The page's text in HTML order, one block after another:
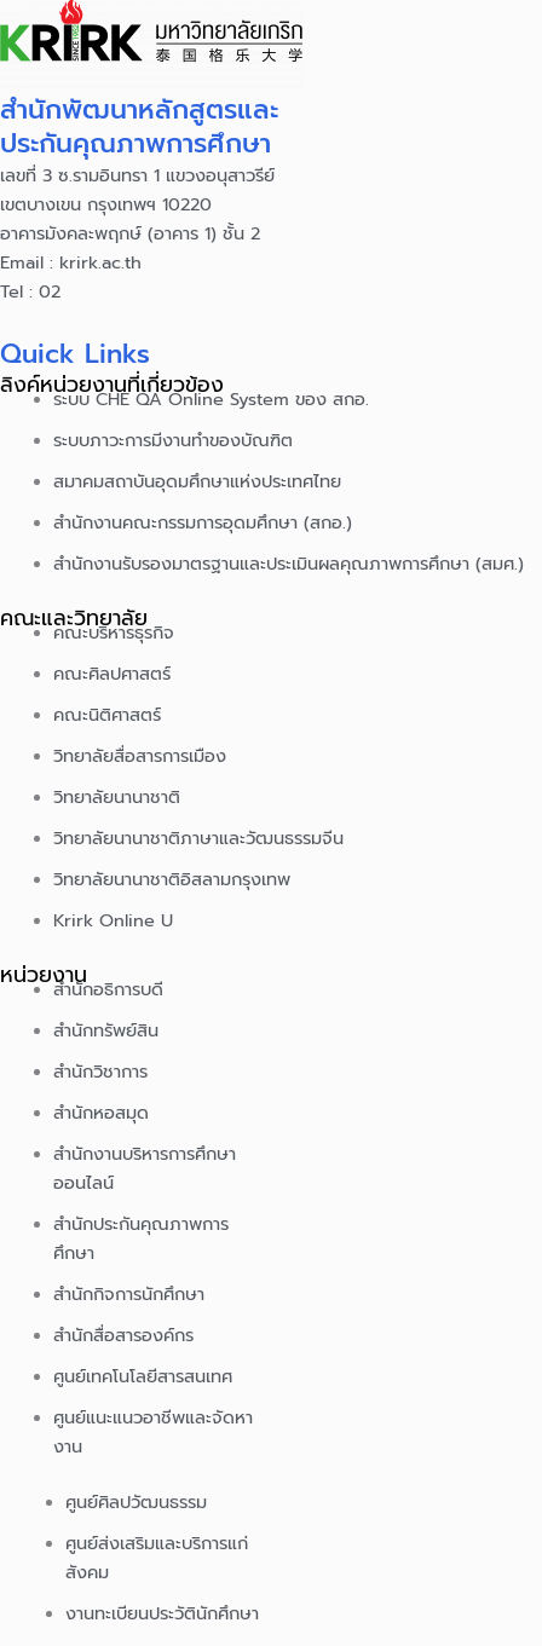
สำนักพัฒนาหลักสูตรและ
ประกันคุณภาพการศึกษา
เลขที่ 3 ซ.รามอินทรา 1 แขวงอนุสาวรีย์
เขตบางเขน กรุงเทพฯ 10220
อาคารมังคละพฤกษ์ (อาคาร 1) ชั้น 2
Email : krirk.ac.th
Tel : 02
Quick Links
ลิงค์หน่วยงานที่เกี่ยวข้อง
ระบบ CHE QA Online System ของ สกอ.
ระบบภาวะการมีงานทำของบัณฑิต
สมาคมสถาบันอุดมศึกษาแห่งประเทศไทย
สำนักงานคณะกรรมการอุดมศึกษา (สกอ.)
สำนักงานรับรองมาตรฐานและประเมินผลคุณภาพการศึกษา (สมศ.)
คณะและวิทยาลัย
คณะบริหารธุรกิจ
คณะศิลปศาสตร์
คณะนิติศาสตร์
วิทยาลัยสื่อสารการเมือง
วิทยาลัยนานาชาติ
วิทยาลัยนานาชาติภาษาและวัฒนธรรมจีน
วิทยาลัยนานาชาติอิสลามกรุงเทพ
Krirk Online U
หน่วยงานสำนักอธิการบดี
สำนักทรัพย์สิน
สำนักวิชาการ
สำนักหอสมุด
สำนักงานบริหารการศึกษา
ออนไลน์
สำนักประกันคุณภาพการ
ศึกษา
สำนักกิจการนักศึกษา
สำนักสื่อสารองค์กร
ศูนย์เทคโนโลยีสารสนเทศ
ศูนย์แนะแนวอาชีพและจัดหา
งาน
ศูนย์ศิลปวัฒนธรรม
ศูนย์ส่งเสริมและบริการแก่
สังคม
งานทะเบียนประวัตินักศึกษา